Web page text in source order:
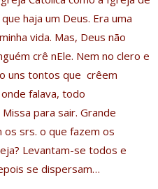
haja um Deus. Era uma
vida. Mas, Deus não
crê nEle. Nem no clero e
uns tontos que crêem
falava, todo
para sair. Grande
os srs. o que fazem os
Levantam-se todos e
se dispersam…